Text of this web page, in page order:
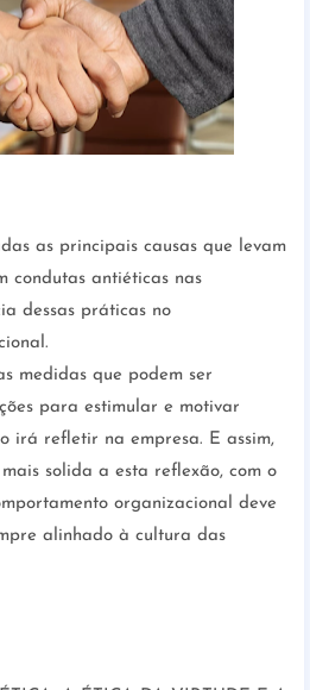
as principais causas que levam
condutas antiéticas nas
dessas práticas no
medidas que podem ser
para estimular e motivar
irá refletir na empresa. E assim,
solida a esta reflexão, com o
organizacional deve
alinhado à cultura das